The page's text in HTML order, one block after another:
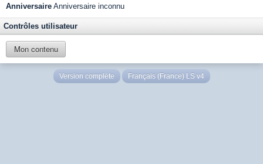
Anniversaire Anniversaire inconnu
Contrôles utilisateur
Mon contenu
Version complète Français (France) LS v4